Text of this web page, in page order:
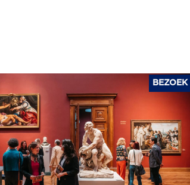
BEZOEK